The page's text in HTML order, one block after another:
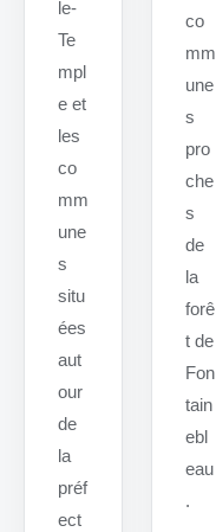
le-
Te
mpl
e et
les
co
mm
une
s
situ
ées
aut
our
de
la
préf
ect
co
mm
une
s
pro
che
s
de
la
forê
t de
Fon
tain
ebl
eau
.